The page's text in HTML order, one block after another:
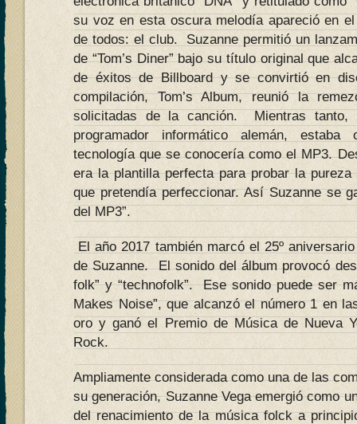
su voz en esta oscura melodía apareció en
de todos: el club. Suzanne permitió un
de “Tom’s Diner” bajo su título original que
de éxitos de Billboard y se convirtió en
compilación, Tom’s Album, reunió la
solicitadas de la canción. Mientras tanto,
programador informático alemán, estaba
tecnología que se conocería como el MP3.
era la plantilla perfecta para probar la
que pretendía perfeccionar. Así Suzanne se
del MP3”.
El año 2017 también marcó el 25º
de Suzanne. El sonido del álbum provocó
folk” y “technofolk”. Ese sonido puede ser
Makes Noise”, que alcanzó el número 1 en
oro y ganó el Premio de Música de Nueva
Rock.
Ampliamente considerada como una de las
su generación, Suzanne Vega emergió como
del renacimiento de la música folck a